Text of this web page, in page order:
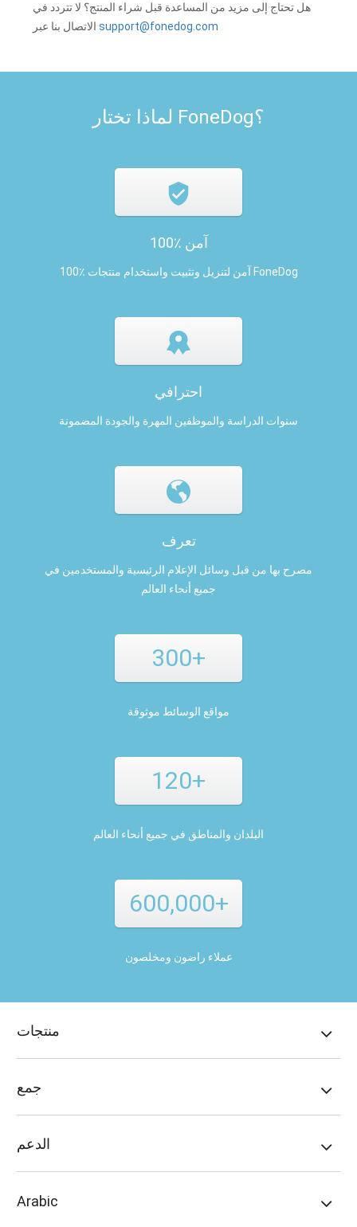
هل تحتاج إلى مزيد من المساعدة قبل شراء المنتج؟ لا تتردد في
الاتصال بنا عبرsupport@fonedog.com
لماذا تختار FoneDog؟
100٪ آمن
100٪ آمن لتنزيل وتثبيت واستخدام منتجات FoneDog
احترافي
سنوات الدراسة والموظفين المهرة والجودة المضمونة
تعرف
مصرح بها من قبل وسائل الإعلام الرئيسية والمستخدمين في
جميع أنحاء العالم
300+
مواقع الوسائط موثوقة
120+
البلدان والمناطق في جميع أنحاء العالم
600,000+
عملاء راضون ومخلصون
منتجات
جمع
الدعم
Arabic